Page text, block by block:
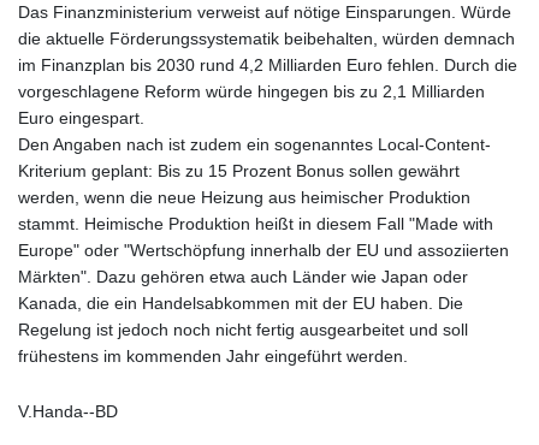
MVR 17.862733
MWK 2008.207995
MXN 19.811776
MYR 4.728715
NAD 18.78764
NGN 1577.963717
NIO 42.540713
NOK 10.99759
NPR 176.001898
NZD 1.961547
OMR 0.442559
PAB 1.15598
PEN 3.913564
Das Finanzministerium verweist auf nötige Einsparungen. Würde
die aktuelle Förderungssystematik beibehalten, würden demnach
im Finanzplan bis 2030 rund 4,2 Milliarden Euro fehlen. Durch die
vorgeschlagene Reform würde hingegen bis zu 2,1 Milliarden
Euro eingespart.
Den Angaben nach ist zudem ein sogenanntes Local-Content-
Kriterium geplant: Bis zu 15 Prozent Bonus sollen gewährt
werden, wenn die neue Heizung aus heimischer Produktion
stammt. Heimische Produktion heißt in diesem Fall "Made with
Europe" oder "Wertschöpfung innerhalb der EU und assoziierten
Märkten". Dazu gehören etwa auch Länder wie Japan oder
Kanada, die ein Handelsabkommen mit der EU haben. Die
Regelung ist jedoch noch nicht fertig ausgearbeitet und soll
frühestens im kommenden Jahr eingeführt werden.
V.Handa--BD